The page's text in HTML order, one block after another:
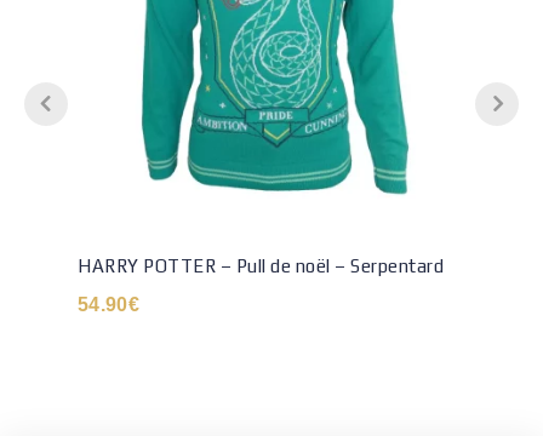
HARRY POTTER – Pull de noël – Serpentard
54.90€